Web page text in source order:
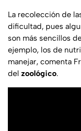
La recolección de
dificultad, pues
son más sencillos
ejemplo, los de
manejar, comenta
del zoológico.